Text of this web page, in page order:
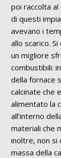
poi raccolta
di questi
avevano i
allo scarico.
un migliore
combustibili:
della fornace
calcinate che
alimentato la
all’interno
materiali che
inoltre, non si
massa della